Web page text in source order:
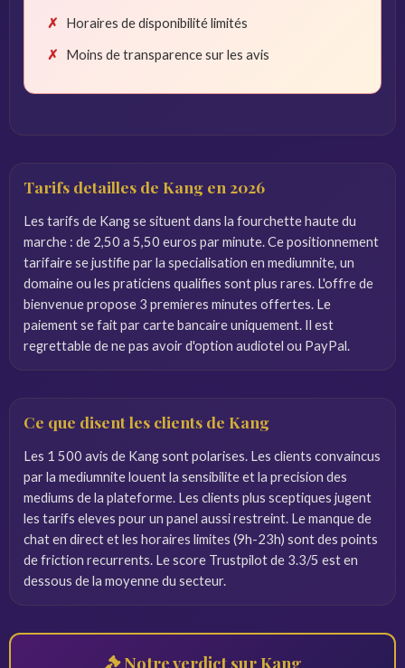
Horaires de disponibilité limités
Moins de transparence sur les avis
Tarifs detailles de Kang en 2026
Les tarifs de Kang se situent dans la fourchette haute du
marche : de 2,50 a 5,50 euros par minute. Ce positionnement
tarifaire se justifie par la specialisation en mediumnite, un
domaine ou les praticiens qualifies sont plus rares. L'offre de
bienvenue propose 3 premieres minutes offertes. Le
paiement se fait par carte bancaire uniquement. Il est
regrettable de ne pas avoir d'option audiotel ou PayPal.
Ce que disent les clients de Kang
Les 1 500 avis de Kang sont polarises. Les clients convaincus
par la mediumnite louent la sensibilite et la precision des
mediums de la plateforme. Les clients plus sceptiques jugent
les tarifs eleves pour un panel aussi restreint. Le manque de
chat en direct et les horaires limites (9h-23h) sont des points
de friction recurrents. Le score Trustpilot de 3.3/5 est en
dessous de la moyenne du secteur.
Notre verdict sur Kang